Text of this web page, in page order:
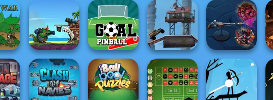
Clash Of The
Deep Sea
Monsters
Goal Pinball
Post Apocalyptic
Truck Trial
Ghost
Exterminator